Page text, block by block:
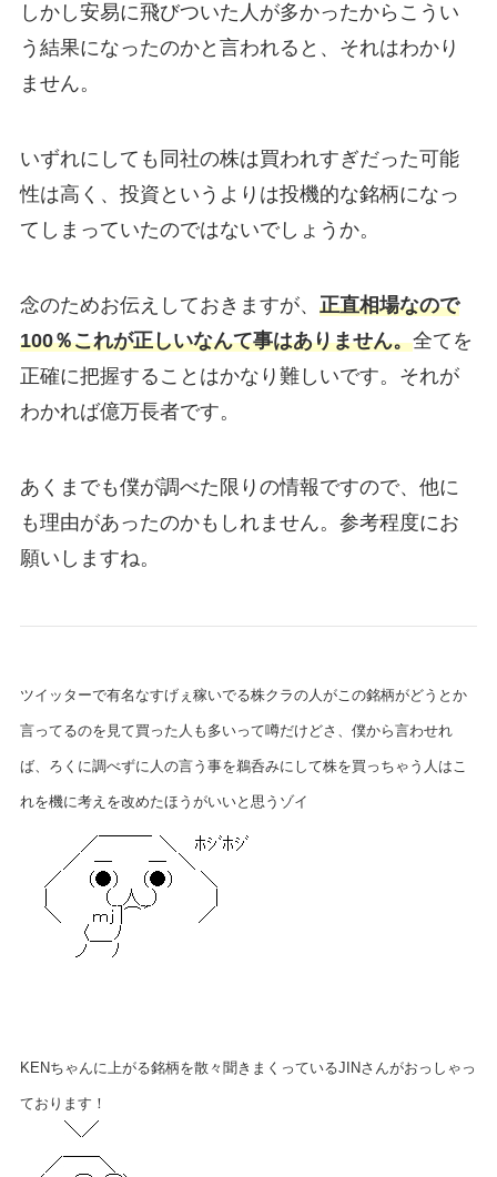
しかし安易に飛びついた人が多かったからこうい
う結果になったのかと言われると、それはわかり
ません。
いずれにしても同社の株は買われすぎだった可能
性は高く、投資というよりは投機的な銘柄になっ
てしまっていたのではないでしょうか。
念のためお伝えしておきますが、 正直相場なので
100％これが正しいなんて事はありません。全てを
正確に把握することはかなり難しいです。それが
わかれば億万長者です。
あくまでも僕が調べた限りの情報ですので、他に
も理由があったのかもしれません。参考程度にお
願いしますね。
ツイッターで有名なすげぇ稼いでる株クラの人がこの銘柄がどうとか
言ってるのを見て買った人も多いって噂だけどさ、僕から言わせれ
ば、ろくに調べずに人の言う事を鵜呑みにして株を買っちゃう人はこ
れを機に考えを改めたほうがいいと思うゾイ
KENちゃんに上がる銘柄を散々聞きまくっているJINさんがおっしゃっ
ております！